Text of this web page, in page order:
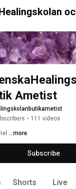
Ametist
• 111 videos
...more
Subscribe
Shorts Live